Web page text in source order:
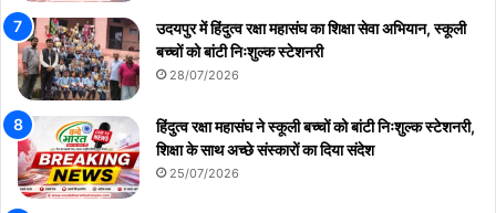
उदयपुर में हिंदुत्व रक्षा महासंघ का शिक्षा सेवा अभियान, स्कूली
बच्चों को बांटी निःशुल्क स्टेशनरी
28/07/2026
हिंदुत्व रक्षा महासंघ ने स्कूली बच्चों को बांटी निःशुल्क स्टेशनरी,
शिक्षा के साथ अच्छे संस्कारों का दिया संदेश
25/07/2026